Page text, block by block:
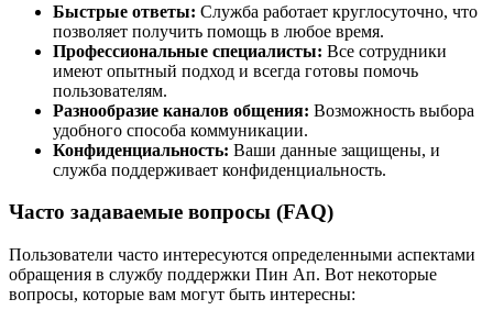
Быстрые ответы: Служба работает круглосуточно, что
позволяет получить помощь в любое время.
Профессиональные специалисты: Все сотрудники
имеют опытный подход и всегда готовы помочь
пользователям.
Разнообразие каналов общения: Возможность выбора
удобного способа коммуникации.
Конфиденциальность: Ваши данные защищены, и
служба поддерживает конфиденциальность.
Часто задаваемые вопросы (FAQ)
Пользователи часто интересуются определенными аспектами
обращения в службу поддержки Пин Ап. Вот некоторые
вопросы, которые вам могут быть интересны: